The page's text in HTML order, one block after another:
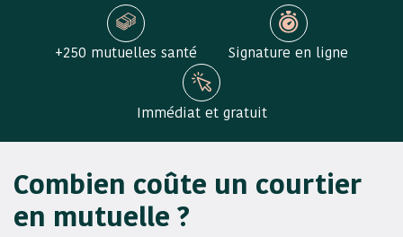
+250 mutuelles santé Signature en ligne
Immédiat et gratuit
Combien coûte un courtier
en mutuelle ?